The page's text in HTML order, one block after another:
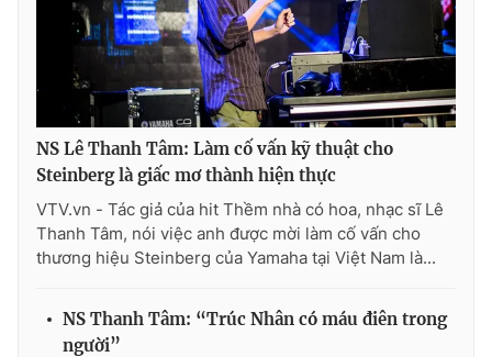
NS Lê Thanh Tâm: Làm cố vấn kỹ thuật cho
Steinberg là giấc mơ thành hiện thực
VTV.vn - Tác giả của hit Thềm nhà có hoa, nhạc sĩ Lê
Thanh Tâm, nói việc anh được mời làm cố vấn cho
thương hiệu Steinberg của Yamaha tại Việt Nam là...
NS Thanh Tâm: “Trúc Nhân có máu điên trong
người”